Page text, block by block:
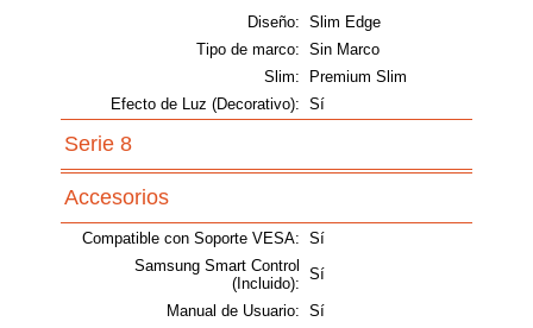
Diseño: Slim Edge
Tipo de marco: Sin Marco
Slim:
Premium Slim
Efecto de Luz (Decorativo): Sí
Serie 8
Accesorios
Compatible con Soporte VESA: Sí
Samsung Smart Control
(Incluido):
Sí
Manual de Usuario: Sí